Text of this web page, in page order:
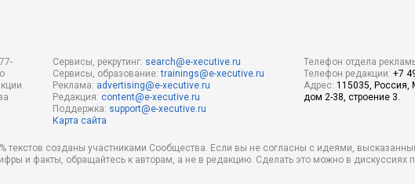
Сервисы, рекрутинг: search@e-xecutive.ru
Сервисы, образование:trainings@e-xecutive.ru
Реклама: advertising@e-xecutive.ru
Редакция: content@e-xecutive.ru
Поддержка: support@e-xecutive.ru
Карта сайта
Телефон отдела
Телефон редакции: +7
Адрес: 115035, Россия,
дом 2-38, строение 3.
текстов созданы участниками Сообщества. Если вы не согласны с идеями,
и факты, обращайтесь к авторам, а не в редакцию. Сделать это можно в дискуссиях